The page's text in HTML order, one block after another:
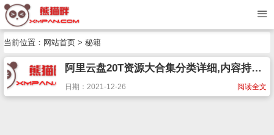
当前位置： 网站首页 > 秘籍
阿里云盘20T资源大合集分类详细,内容持续更新
阅读全文
日期：2021-12-26